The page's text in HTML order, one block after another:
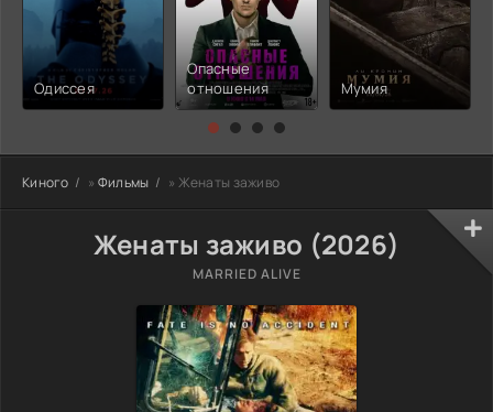
Одиссея
Опасные
отношения
Мумия
Киного » Фильмы » Женаты заживо
Женаты заживо (2026)
MARRIED ALIVE